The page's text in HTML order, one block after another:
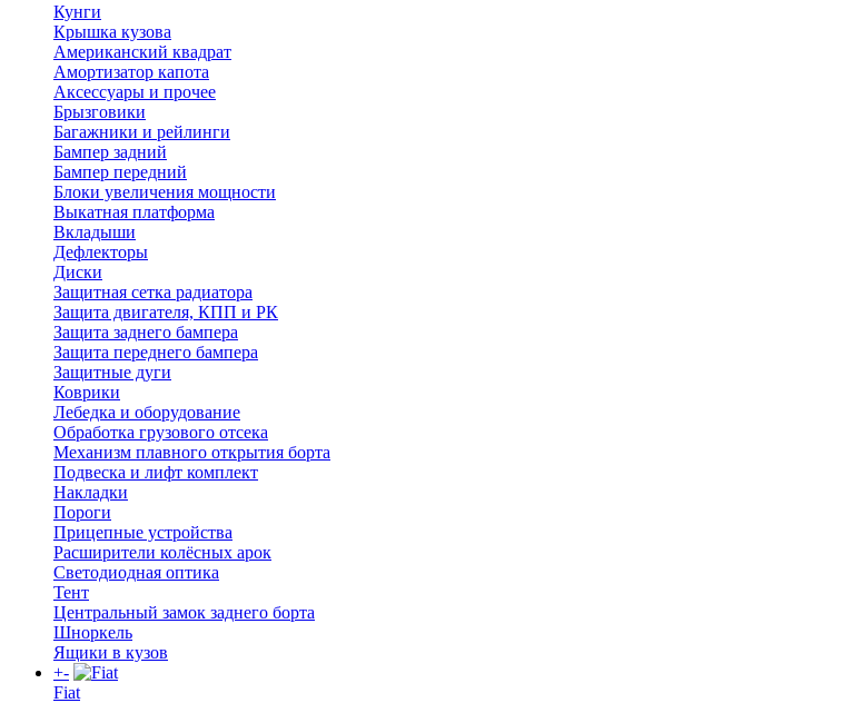
Кунги
Крышка кузова
Американский квадрат
Амортизатор капота
Аксессуары и прочее
Брызговики
Багажники и рейлинги
Бампер задний
Бампер передний
Блоки увеличения мощности
Выкатная платформа
Вкладыши
Дефлекторы
Диски
Защитная сетка радиатора
Защита двигателя, КПП и РК
Защита заднего бампера
Защита переднего бампера
Защитные дуги
Коврики
Лебедка и оборудование
Обработка грузового отсека
Механизм плавного открытия борта
Подвеска и лифт комплект
Накладки
Пороги
Прицепные устройства
Расширители колёсных арок
Светодиодная оптика
Тент
Центральный замок заднего борта
Шноркель
Ящики в кузов
+-
Fiat